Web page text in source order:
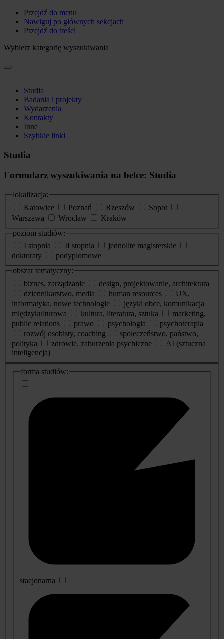
Przejdź do menu
Nawiguj po głównych sekcjach
Przejdź do treści
Wybierz kategorię wyszukiwania
Studia
Badania i projekty
Wydarzenia
Kontakty
Inne
Szybkie linki
Studia
Formularz wyszukiwania na belce: Studia
lokalizacja:
Katowice
Poznań Rzeszów
Sopot
Warszawa
Wrocław
Kraków
poziom studiów:
I stopnia
II stopnia
jednolite magisterskie
doktoraty
podyplomowe
obszar tematyczny:
biznes, zarządzanie
design, projektowanie, architektura
dziennikarstwo, media
human resources
UX,
informatyka, nowe technologie
języki obce, komunikacja
międzykulturowa
kultura, literatura, sztuka
marketing,
public relations
prawo psychologia
psychoterapia
rozwój osobisty, coaching
społeczeństwo, państwo,
polityka
zdrowie, zaburzenia psychiczne
AI (sztuczna
inteligencja)
dodatkowe
informacje
forma studiów:
stacjonarna